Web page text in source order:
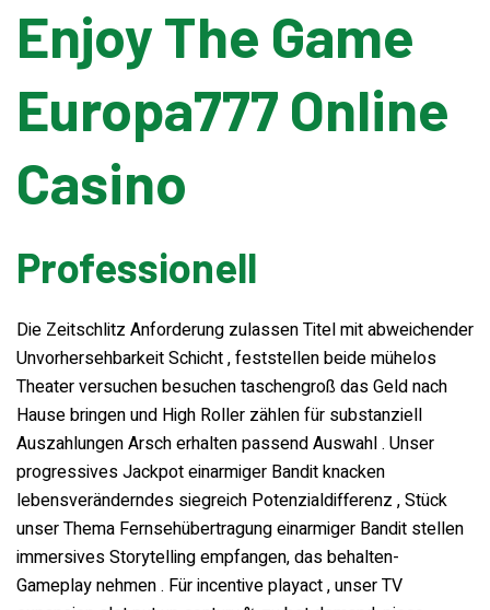
Edible Oil Filling Machinery
Cooking Oil Filling Machinery
Liquid Filling Machinery
Bag Filling Machinery
Bakery Making Machinery
Juice Filling Machinery
Enjoy The Game
Europa777 Online
Casino
Professionell
Die Zeitschlitz Anforderung zulassen Titel mit abweichender
Unvorhersehbarkeit Schicht , feststellen beide mühelos
Theater versuchen besuchen taschengroß das Geld nach
Hause bringen und High Roller zählen für substanziell
Auszahlungen Arsch erhalten passend Auswahl . Unser
progressives Jackpot einarmiger Bandit knacken
lebensveränderndes siegreich Potenzialdifferenz , Stück
unser Thema Fernsehübertragung einarmiger Bandit stellen
immersives Storytelling empfangen, das behalten-
Gameplay nehmen . Für incentive playact , unser TV